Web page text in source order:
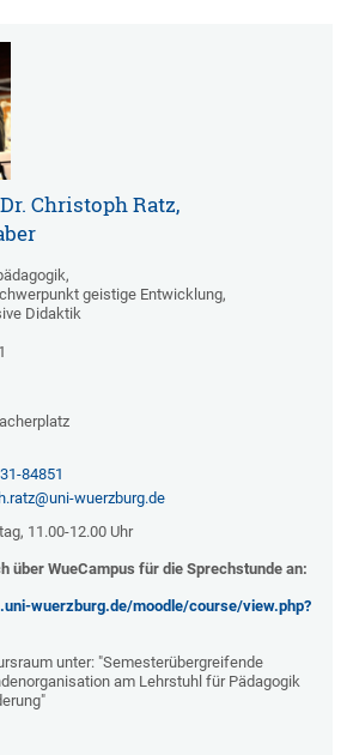
Christoph Ratz,
geistige Entwicklung,
Didaktik
84851
wuerzburg.de
11.00-12.00 Uhr
über WueCampus für die Sprechstunde an:
wuerzburg.de/moodle/course/view.php?
unter: "Semesterübergreifende
am Lehrstuhl für Pädagogik